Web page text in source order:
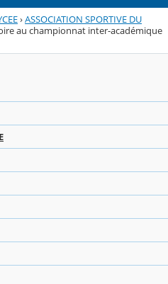
›ASSOCIATION SPORTIVE DU
au championnat inter-académique